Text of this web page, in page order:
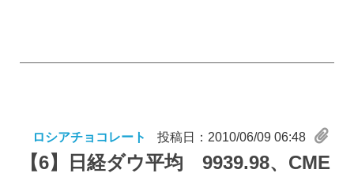
ロシアチョコレート 投稿日：2010/06/09 06:48
【6】
日経ダウ平均 9939.98、CME